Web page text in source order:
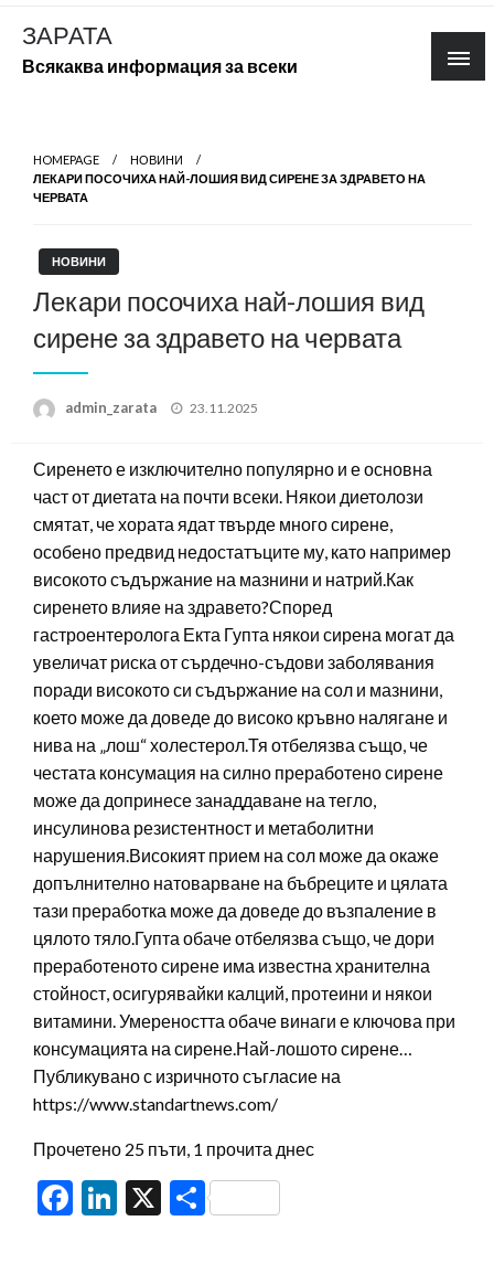
Skip
content
ЗАРАТА
Всякаква информация за всеки
HOMEPAGE
НОВИНИ
ЛЕКАРИ ПОСОЧИХА НАЙ-ЛОШИЯ ВИД СИРЕНЕ ЗА ЗДРАВЕТО НА
ЧЕРВАТА
НОВИНИ
Лекари посочиха най-лошия вид
сирене за здравето на червата
admin_zarata
Posted
23.11.2025
Сиренето е изключително популярно и е основна
част от диетата на почти всеки. Някои диетолози
смятат, че хората ядат твърде много сирене,
особено предвид недостатъците му, като например
високото съдържание на мазнини и натрий.Как
сиренето влияе на здравето?Според
гастроентеролога Екта Гупта някои сирена могат да
увеличат риска от сърдечно-съдови заболявания
поради високото си съдържание на сол и мазнини,
което може да доведе до високо кръвно налягане и
нива на „лош“ холестерол.Тя отбелязва също, че
честата консумация на силно преработено сирене
може да допринесе занаддаване на тегло,
инсулинова резистентност и метаболитни
нарушения.Високият прием на сол може да окаже
допълнително натоварване на бъбреците и цялата
тази преработка може да доведе до възпаление в
цялото тяло.Гупта обаче отбелязва също, че дори
преработеното сирене има известна хранителна
стойност, осигурявайки калций, протеини и някои
витамини. Умереността обаче винаги е ключова при
консумацията на сирене.Най-лошото сирене…
Публикувано с изричното съгласие на
https://www.standartnews.com/
Прочетено 25 пъти, 1 прочита днес
Facebook
LinkedIn
X Share